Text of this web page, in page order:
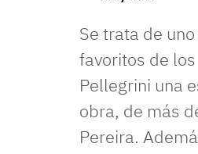
Se trata de
favoritos de
Pellegrini una
obra, de más
Pereira.